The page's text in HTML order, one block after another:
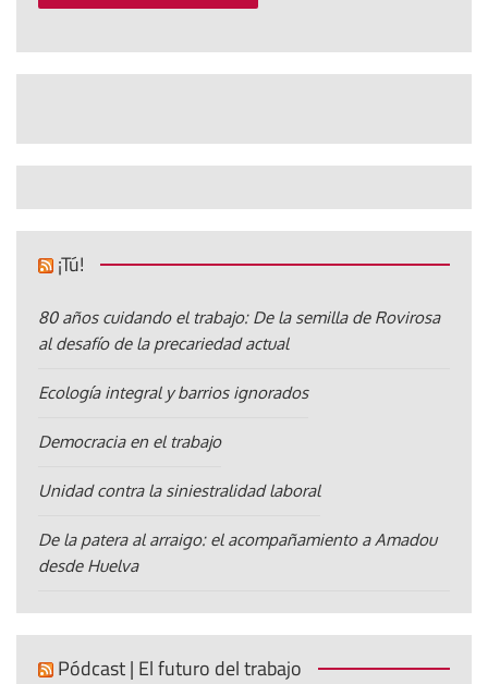
¡Tú!
80 años cuidando el trabajo: De la semilla de Rovirosa
al desafío de la precariedad actual
Ecología integral y barrios ignorados
Democracia en el trabajo
Unidad contra la siniestralidad laboral
De la patera al arraigo: el acompañamiento a Amadou
desde Huelva
Pódcast | El futuro del trabajo